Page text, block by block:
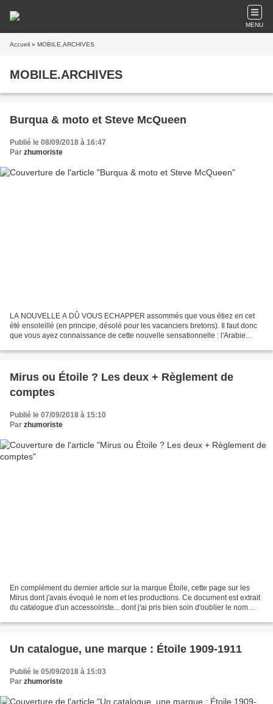
MENU
Accueil » MOBILE.ARCHIVES
MOBILE.ARCHIVES
Burqua & moto et Steve McQueen
Publié le 08/09/2018 à 16:47
Par zhumoriste
LA NOUVELLE A DÛ VOUS ECHAPPER assommés que vous étiez en cet
été ensoleillé (en principe, désolé pour les vacanciers bretons). Il faut donc
que vous ayez connaissance de cette nouvelle sensationnelle : l'Arabie
Mirus ou Étoile ? Les deux + Règlement de
comptes
Publié le 07/09/2018 à 15:10
Par zhumoriste
En complément du dernier article sur la marque Étoile, cette page sur les
Mirus dont j'avais évoqué le nom et les productions. Ce document est extrait
du catalogue d'un accessoiriste... dont j'ai pris bien soin d'oublier le nom
Un catalogue, une marque : Étoile 1909-1911
Publié le 05/09/2018 à 15:03
Par zhumoriste